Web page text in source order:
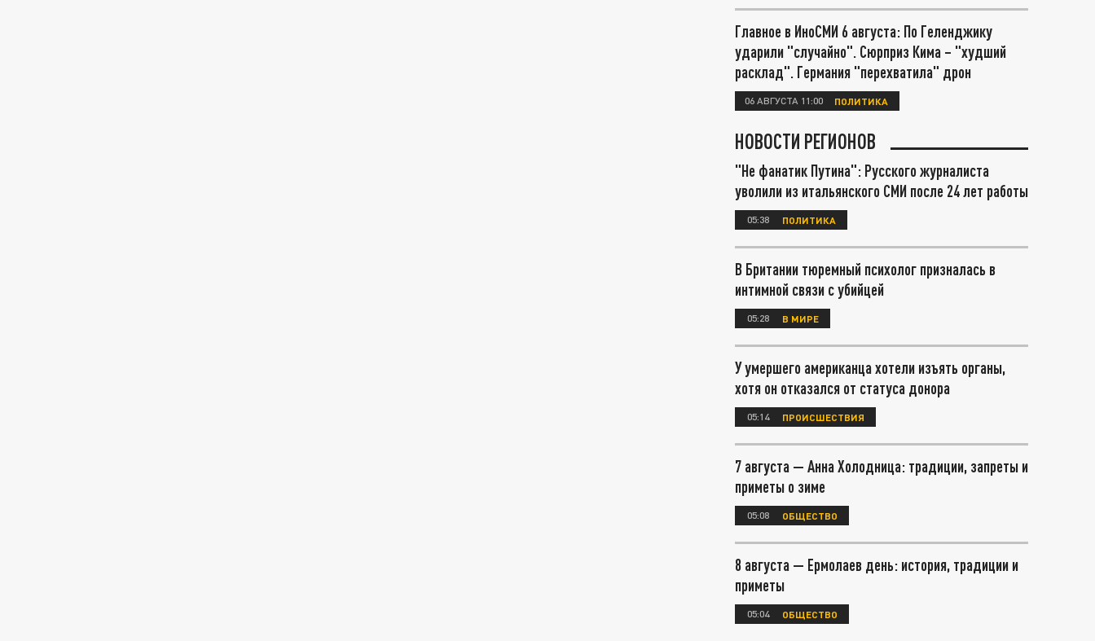
Главное в ИноСМИ 6 августа: По Геленджику
ударили "случайно". Сюрприз Кима – "худший
расклад". Германия "перехватила" дрон
06 АВГУСТА 11:00 ПОЛИТИКА
НОВОСТИ РЕГИОНОВ
"Не фанатик Путина": Русского журналиста
уволили из итальянского СМИ после 24 лет работы
05:38 ПОЛИТИКА
В Британии тюремный психолог призналась в
интимной связи с убийцей
05:28 В МИРЕ
У умершего американца хотели изъять органы,
хотя он отказался от статуса донора
05:14 ПРОИСШЕСТВИЯ
7 августа — Анна Холодница: традиции, запреты и
приметы о зиме
05:08 ОБЩЕСТВО
8 августа — Ермолаев день: история, традиции и
приметы
05:04 ОБЩЕСТВО